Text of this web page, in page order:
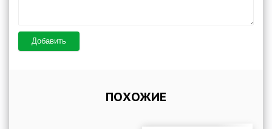
Добавить
ПОХОЖИЕ